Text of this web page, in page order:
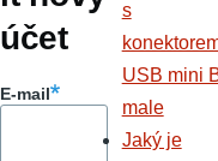
účet
E-mail
s
USB mini
male
Jaký je